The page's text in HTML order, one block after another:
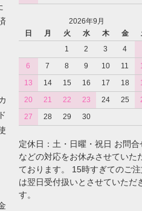
2026年9月
日
月 火 水 木 金
1
2 3 4
6
7 8 9 10 11
13
14 15 16 17 18
20
21 22 23 24 25
27
28 29 30
定休日：土・日曜・祝日 お問合
などの対応をお休みさせていた
ております。 15時すぎてのご注
は翌日受付扱いとさせていただ
す。